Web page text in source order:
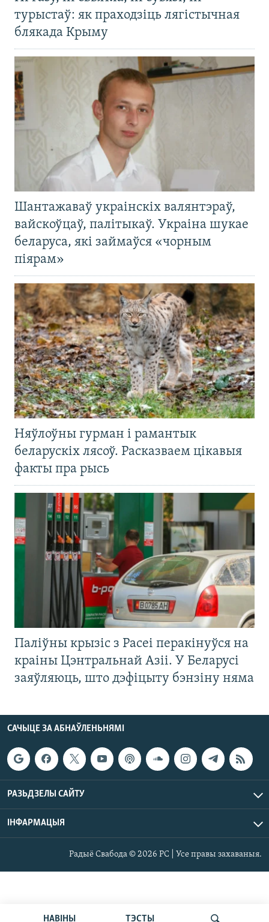
НАВІНЫ ТЭСТЫ
турыстаў: як праходзіць лягістычная
блякада Крыму
Шантажаваў украінскіх валянтэраў,
вайскоўцаў, палітыкаў. Украіна шукае
беларуса, які займаўся «чорным
піярам»
Няўлоўны гурман і рамантык
беларускіх лясоў. Расказваем цікавыя
факты пра рысь
Паліўны крызіс з Расеі перакінуўся на
краіны Цэнтральнай Азіі. У Беларусі
заяўляюць, што дэфіцыту бэнзіну няма
САЧЫЦЕ ЗА АБНАЎЛЕНЬНЯМІ
РАЗЬДЗЕЛЫ САЙТУ
ІНФАРМАЦЫЯ
Радыё Свабода © 2026 РС | Усе правы захаваныя.